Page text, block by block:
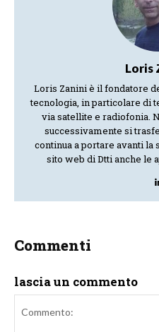
Loris
Loris Zanini è il fondatore
tecnologia, in particolare di
via satellite e radiofonia.
successivamente si
continua a portare avanti la
sito web di Dtti anche le
Commenti
lascia un commento